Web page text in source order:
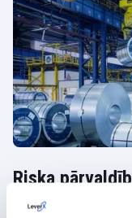
Riska
izstrāde